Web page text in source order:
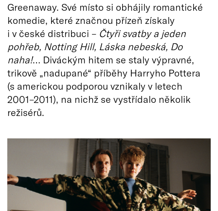
Greenaway. Své místo si obhájily romantické
komedie, které značnou přízeň získaly
i v české distribuci – Čtyři svatby a jeden
pohřeb, Notting Hill, Láska nebeská, Do
naha!… Diváckým hitem se staly výpravné,
trikově „nadupané“ příběhy Harryho Pottera
(s americkou podporou vznikaly v letech
2001–2011), na nichž se vystřídalo několik
režisérů.